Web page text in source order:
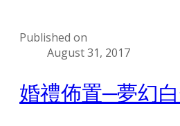
Published on
August 31, 2017
婚禮佈置─夢幻